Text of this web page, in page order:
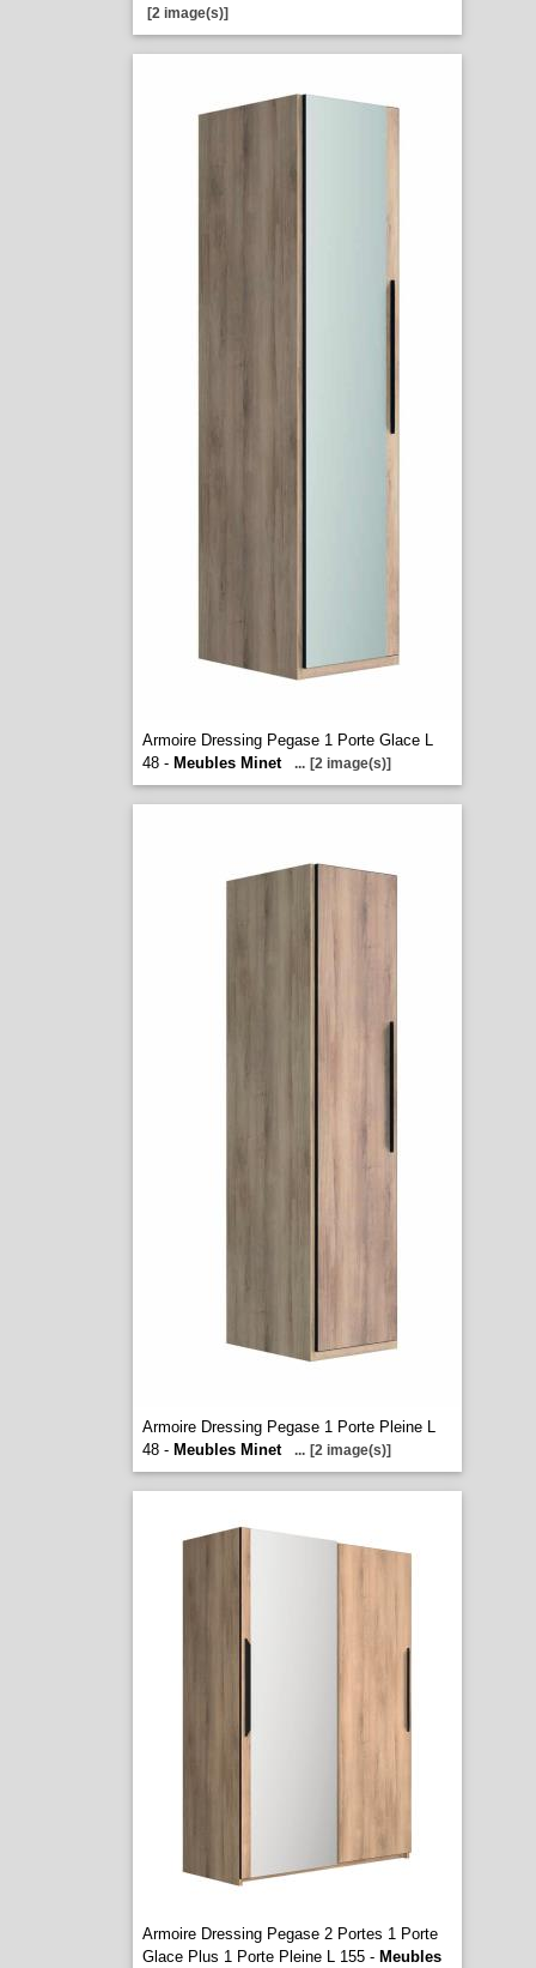
[2 image(s)]
Armoire Dressing Pegase 1 Porte Glace L
48 - Meubles Minet ... [2 image(s)]
Armoire Dressing Pegase 1 Porte Pleine L
48 - Meubles Minet ... [2 image(s)]
Armoire Dressing Pegase 2 Portes 1 Porte
Glace Plus 1 Porte Pleine L 155 - Meubles